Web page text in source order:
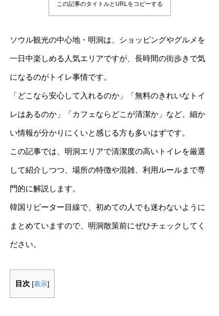
この記事のタイトルとURLをコピーする
ソウル観光の中心地・明洞は、ショッピングやグルメを
一日中楽しめる人気エリアですが、長時間の街歩きで気
になるのがトイレ事情です。
「どこなら安心して入れるのか」「無料のきれいなトイ
レはあるのか」「カフェならどこが清潔か」など、細か
い情報が分かりにくいと感じる方も多いはずです。
この記事では、明洞エリアで清潔度の高いトイレを厳選
して紹介しつつ、場所の特徴や混雑、利用ルールまで専
門的に解説します。
韓国リピーター目線で、初めての人でも迷わないように
まとめていますので、明洞散策前にぜひチェックしてく
ださい。
目次 [表示]